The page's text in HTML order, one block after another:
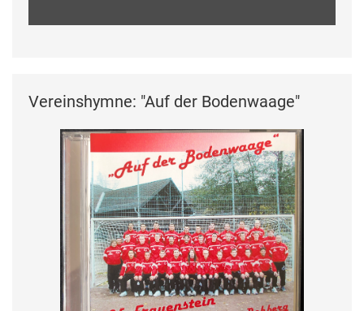
Vereinshymne: "Auf der Bodenwaage"